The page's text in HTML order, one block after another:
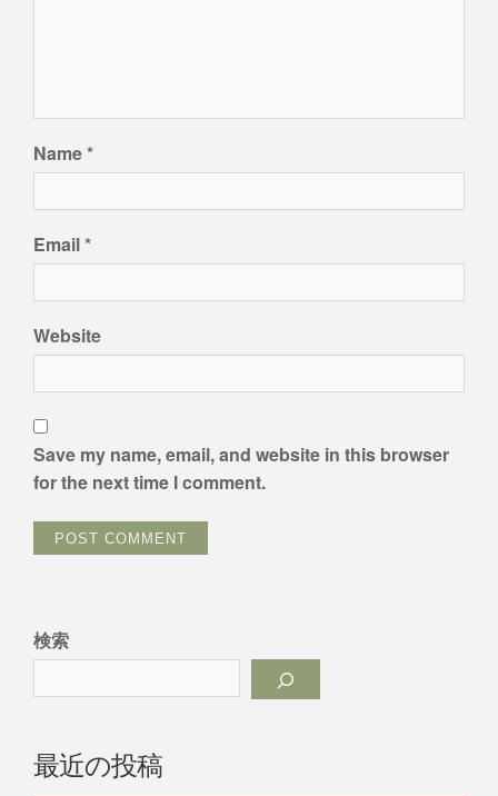
Name*
Email*
Website
Save my name, email, and website in this browser
for the next time I comment.
検索
最近の投稿